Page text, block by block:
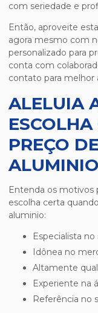
com seriedade e
Então, aproveite
agora mesmo com
personalizado para
conta com
contato para melhor
ALELUIA
PREÇO
ALUMINIO
Entenda os motivos
escolha certa
aluminio:
especialista
idônea no
altamente
experiente na
referência no